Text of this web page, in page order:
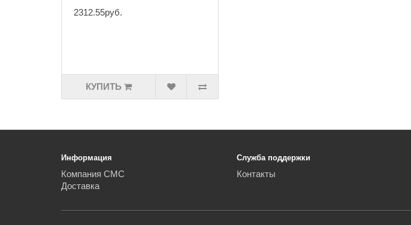
2312.55руб.
КУПИТЬ
Информация
Компания СМС
Доставка
Служба поддержки
Контакты